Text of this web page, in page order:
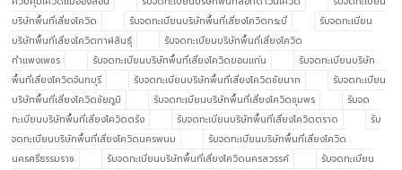
บริษัทพื้นที่เสี่ยงโควิด
รับจดทะเบียนบริษัทพื้นที่เสี่ยงโควิดกระบี่
รับจดทะเบียน
บริษัทพื้นที่เสี่ยงโควิดกาฬสินธุ์
รับจดทะเบียนบริษัทพื้นที่เสี่ยงโควิด
กำแพงเพชร
รับจดทะเบียนบริษัทพื้นที่เสี่ยงโควิดขอนแก่น
รับจดทะเบียนบริษัท
พื้นที่เสี่ยงโควิดจันทบุรี
รับจดทะเบียนบริษัทพื้นที่เสี่ยงโควิดชัยนาท
รับจดทะเบียน
บริษัทพื้นที่เสี่ยงโควิดชัยภูมิ
รับจดทะเบียนบริษัทพื้นที่เสี่ยงโควิดชุมพร
รับจด
ทะเบียนบริษัทพื้นที่เสี่ยงโควิดตรัง
รับจดทะเบียนบริษัทพื้นที่เสี่ยงโควิดตราด
รับ
จดทะเบียนบริษัทพื้นที่เสี่ยงโควิดนครพนม
รับจดทะเบียนบริษัทพื้นที่เสี่ยงโควิด
นครศรีธรรมราช
รับจดทะเบียนบริษัทพื้นที่เสี่ยงโควิดนครสวรรค์
รับจดทะเบียน